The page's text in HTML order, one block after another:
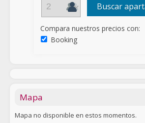
Buscar
Compara nuestros precios con:
Booking
Mapa
Mapa no disponible en estos momentos.